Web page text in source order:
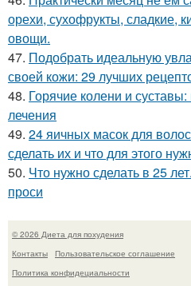
орехи, сухофрукты, сладкие,
овощи.
47. Подобрать идеальную
своей кожи: 29 лучших
48. Горячие колени и
лечения
49. 24 яичных масок для
сделать их и что для этого
50. Что нужно сделать в 25
проси
© 2026 Диета для похудения
Контакты
Пользовательское соглашение
Политика конфидециальности